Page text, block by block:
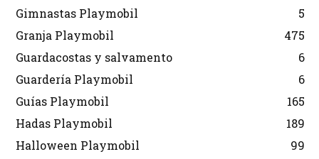
Gimnastas Playmobil
5
Granja Playmobil
475
Guardacostas y salvamento
6
Guardería Playmobil
6
Guías Playmobil
165
Hadas Playmobil
189
Halloween Playmobil
99